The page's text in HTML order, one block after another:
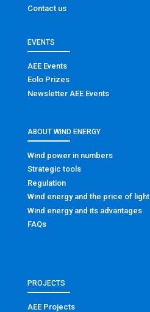
Contact us
EVENTS
AEE Events
Eolo Prizes
Newsletter AEE Events
ABOUT WIND ENERGY
Wind power in numbers
Strategic tools
Regulation
Wind energy and the price of light
Wind energy and its advantages
FAQs
PROJECTS
AEE Projects